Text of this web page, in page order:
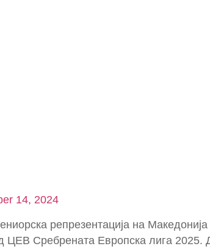
14, 2024
репрезентација на Македонија
ЦЕВ Сребрената Европска лига 2025.